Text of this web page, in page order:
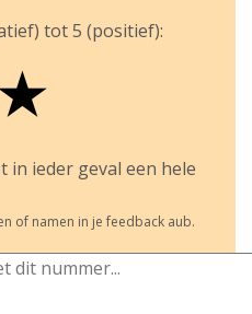
tot 5 (positief):
in ieder geval een hele
of namen in je feedback aub.